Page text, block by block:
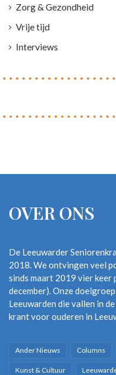
Zorg & Gezondheid
Vrije tijd
Interviews
OVER ONS
De Leeuwarder
2018. We ontvingen veel
sinds maart 2019 vier keer
december). Onze
Leeuwarden die vallen in
krant voor ouderen in
Ander Nieuws Columns
Kunst & Cultuur